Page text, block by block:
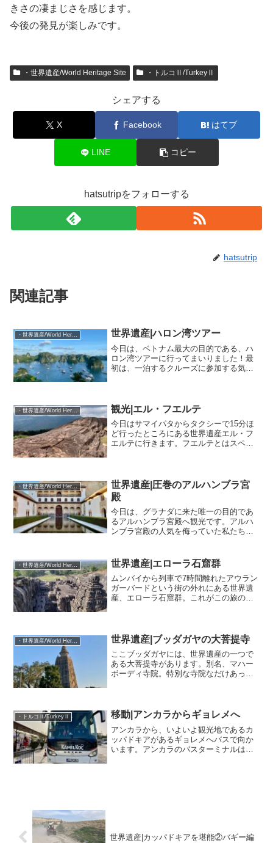
きさの凄まじさを感じます。
今後の発見が楽しみです。
・世界遺産/World Heritage Site ・トルコⅡ/TurkeyⅡ
シェアする
X Facebook はてブ
LINE コピー
hatsutripをフォローする
hatsutrip
関連記事
・世界遺産/World Heritage Site 世界遺産|ハロン湾ツアー
今日は、ベトナム最大の目的である、ハ
ロン湾ツアーに行ってまいりました！最
初は、一泊するクルーズに参加する気だ
シミ取り治療をしたので...
・世界遺産/World Heritage Site 観光|エル・フエルテ
今日はサマイパタからタクシーで15分ほ
ど行ったところにある世界遺産エル・フ
エルテに行きます。フエルテとはスペイ
葉でパンパンのおじさん...
・世界遺産/World Heritage Site
世界遺産|圧巻のアルハンブラ宮
殿
今日は、グラナダに来た唯一の目的であ
るアルハンブラ宮殿へ観光です。アルハ
ンブラ宮殿の人気を侮っていた私たち
日前にホームページを見てみると、私た
ちが行く日はなんと空きなし...
・世界遺産/World Heritage Site 世界遺産|エローラ石窟群
ムンバイから列車で7時間離れたアウラン
ガーバードという街の外れにある世界遺
産、エローラ石窟群。これがこの旅の楽
にはアウラ...
世界遺産|ブッダガヤの大菩提寺
ここブッダガヤには、世界遺産の一つで
ある大菩提寺があります。別名、マハー
ボーディ寺院。特別な寺院なだけあっ
ていて、仏教の４大聖地の一...
・トルコⅡ/TurkeyⅡ 移動|アンカラからギョレメへ
アンカラから、いよいよ観光地であるカ
ッパドキアがあるギョレメへバスで向か
います。アンカラのバスターミナルは空
世界遺産|カッパドキアを堪能②バギー編